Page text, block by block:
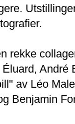
rekke
André
av Léo
Benjamin